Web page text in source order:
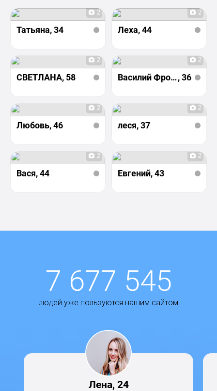
2
Татьяна, 34
2
Леха, 44
2
СВЕТЛАНА, 58
2
Василий Фролов, 36
2
Любовь, 46
2
леся, 37
2
Вася, 44
2
Евгений, 43
7 677 545
людей уже пользуются нашим сайтом
Лена, 24